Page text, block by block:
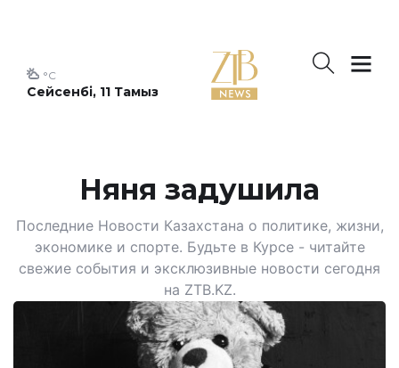
Сейсенбі, 11 Тамыз
°C
Няня задушила
Последние Новости Казахстана о политике, жизни,
экономике и спорте. Будьте в Курсе - читайте
свежие события и эксклюзивные новости сегодня
на ZTB.KZ.